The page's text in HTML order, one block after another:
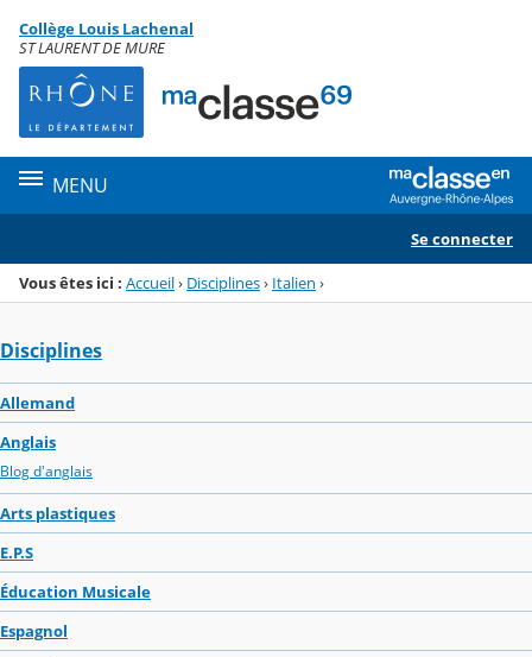
Menu de la rubrique
Contenu
Collège Louis Lachenal
ST LAURENT DE MURE
MENU
Se connecter
Vous êtes ici : Accueil› Disciplines› Italien ›
Disciplines
Allemand
Anglais
Blog d'anglais
Arts plastiques
E.P.S
Éducation Musicale
Espagnol